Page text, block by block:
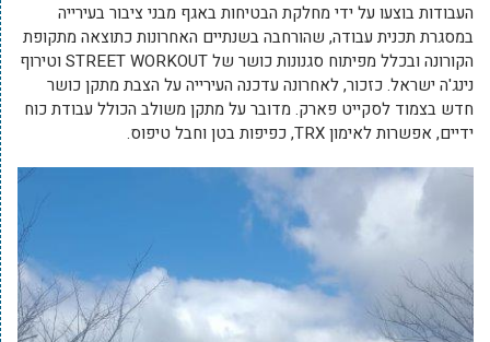
העבודות בוצעו על ידי מחלקת הבטיחות באגף מבני ציבור בעירייה
במסגרת תכנית עבודה, שהורחבה בשנתיים האחרונות כתוצאה מתקופת
הקורונה ובכלל מפיתוח סגנונות כושר של STREET WORKOUT וטירוף
נינג'ה ישראל. כזכור, לאחרונה עדכנה העירייה על הצבת מתקן כושר
חדש בצמוד לסקייט פארק. מדובר על מתקן משולב הכולל עבודת כוח
ידיים, אפשרות לאימון TRX, כפיפות בטן וחבל טיפוס.